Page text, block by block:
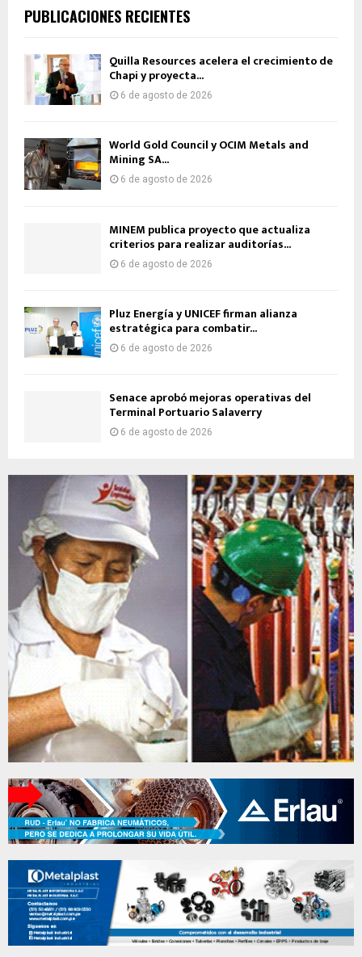
PUBLICACIONES RECIENTES
Quilla Resources acelera el crecimiento de
Chapi y proyecta...
6 de agosto de 2026
World Gold Council y OCIM Metals and
Mining SA...
6 de agosto de 2026
MINEM publica proyecto que actualiza
criterios para realizar auditorías...
6 de agosto de 2026
Pluz Energía y UNICEF firman alianza
estratégica para combatir...
6 de agosto de 2026
Senace aprobó mejoras operativas del
Terminal Portuario Salaverry
6 de agosto de 2026